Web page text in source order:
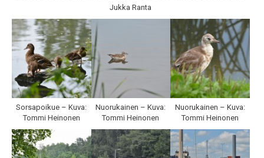
Jukka Ranta
Sorsapoikue – Kuva:
Tommi Heinonen
Nuorukainen – Kuva:
Tommi Heinonen
Nuorukainen – Kuva:
Tommi Heinonen